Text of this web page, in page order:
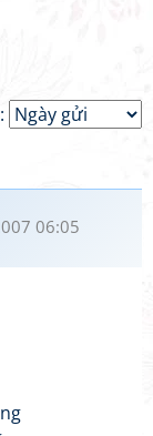
06:05